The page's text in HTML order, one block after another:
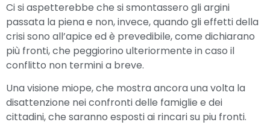
Ci si aspetterebbe che si smontassero gli argini
passata la piena e non, invece, quando gli effetti della
crisi sono all’apice ed è prevedibile, come dichiarano
più fronti, che peggiorino ulteriormente in caso il
conflitto non termini a breve.
Una visione miope, che mostra ancora una volta la
disattenzione nei confronti delle famiglie e dei
cittadini, che saranno esposti ai rincari su piu fronti.